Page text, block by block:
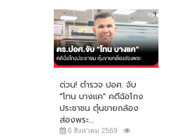
ด่วน! ตำรวจ ปอศ. จับ
"โทน บางแค" คดีฉ้อโกง
ประชาชน ตุ๋นขายกล้อง
ส่องพระ...
6 สิงหาคม 2569